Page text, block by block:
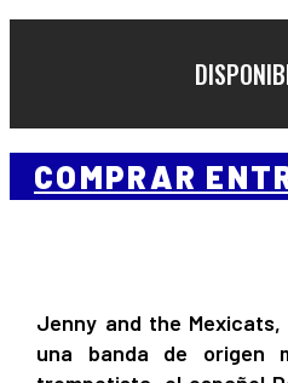
COMPRAR
Jenny and the
una banda de origen